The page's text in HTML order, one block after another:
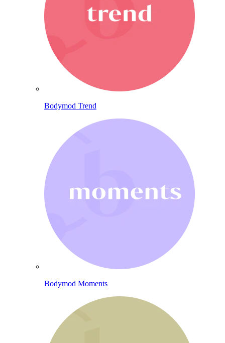
Bodymod Trend
Bodymod Moments